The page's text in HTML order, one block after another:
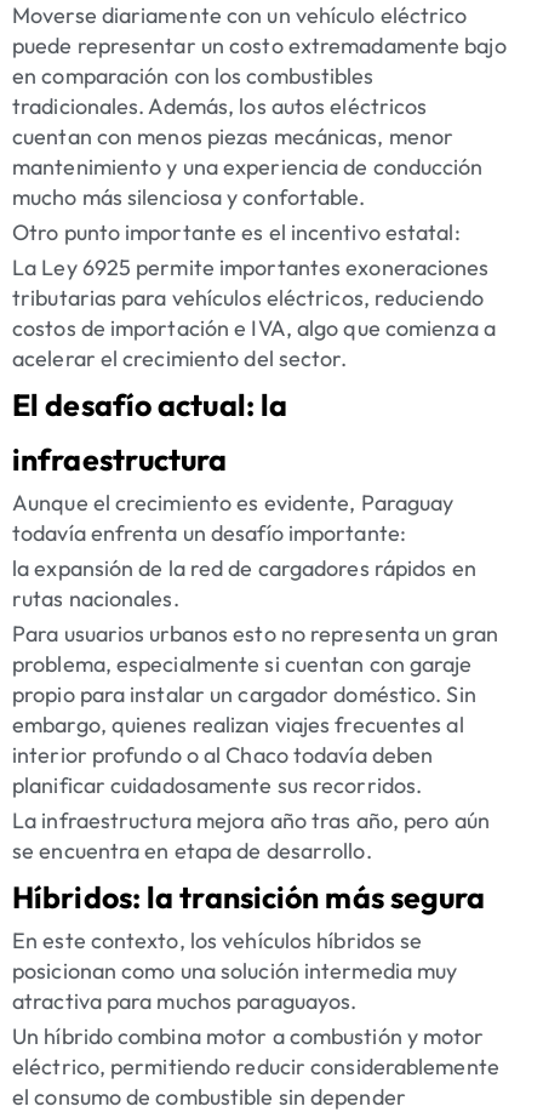
Moverse diariamente con un vehículo eléctrico
puede representar un costo extremadamente bajo
en comparación con los combustibles
tradicionales. Además, los autos eléctricos
cuentan con menos piezas mecánicas, menor
mantenimiento y una experiencia de conducción
mucho más silenciosa y confortable.
Otro punto importante es el incentivo estatal:
La Ley 6925 permite importantes exoneraciones
tributarias para vehículos eléctricos, reduciendo
costos de importación e IVA, algo que comienza a
acelerar el crecimiento del sector.
El desafío actual: la
infraestructura
Aunque el crecimiento es evidente, Paraguay
todavía enfrenta un desafío importante:
la expansión de la red de cargadores rápidos en
rutas nacionales.
Para usuarios urbanos esto no representa un gran
problema, especialmente si cuentan con garaje
propio para instalar un cargador doméstico. Sin
embargo, quienes realizan viajes frecuentes al
interior profundo o al Chaco todavía deben
planificar cuidadosamente sus recorridos.
La infraestructura mejora año tras año, pero aún
se encuentra en etapa de desarrollo.
Híbridos: la transición más segura
En este contexto, los vehículos híbridos se
posicionan como una solución intermedia muy
atractiva para muchos paraguayos.
Un híbrido combina motor a combustión y motor
eléctrico, permitiendo reducir considerablemente
el consumo de combustible sin depender